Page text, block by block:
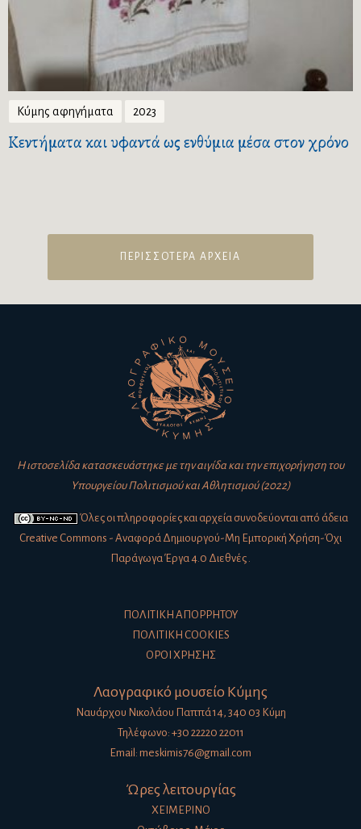
Κύμης αφηγήματα 2023
Κεντήματα και υφαντά ως ενθύμια μέσα στον χρόνο
ΠΕΡΙΣΣΟΤΕΡΑ ΑΡΧΕΙΑ
Η ιστοσελίδα κατασκευάστηκε με την αιγίδα και την επιχορήγηση του
Υπουργείου Πολιτισμού και Αθλητισμού (2022)
Όλες οι πληροφορίες και αρχεία συνοδεύονται από άδεια
Creative Commons - Αναφορά Δημιουργού-Μη Εμπορική Χρήση-Όχι
Παράγωγα Έργα 4.0 Διεθνές
ΠΟΛΙΤΙΚΉ ΑΠΟΡΡΉΤΟΥ
ΠΟΛΙΤΙΚΉ COOKIES
ΌΡΟΙ ΧΡΉΣΗΣ
Λαογραφικό μουσείο Κύμης
Ναυάρχου Νικολάου Παππά 14, 340 03 Κύμη
Τηλέφωνο: +30 22220 22011
Email: meskimis76@gmail.com
Ώρες λειτουργίας
ΧΕΙΜΕΡΙΝΟ